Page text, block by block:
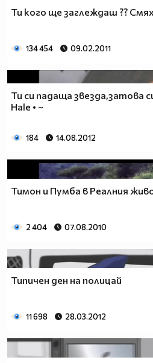
Ти кого ще заглеждаш ?? Смях
134 454 09.02.2011
Ти си падаща звезда,затова
Hale • ~
184 14.08.2012
Тимон и Пумба в Реалния
2 404 07.08.2010
Типичен ден на полицай
11 698 28.03.2012